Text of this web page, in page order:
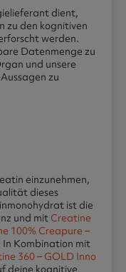
dient,
zu den kognitiven
werden.
Datenmenge zu
und unsere
zu
einzunehmen,
dieses
ist die
und mitCreatine
100% Creapure –
In Kombination mit
360 – GOLD Inno
deine kognitive